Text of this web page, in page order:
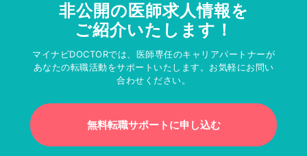
非公開の医師求人情報を
ご紹介いたします！
マイナビDOCTORでは、医師専任のキャリアパートナーが
あなたの転職活動をサポートいたします。お気軽にお問い
合わせください。
無料転職サポートに申し込む